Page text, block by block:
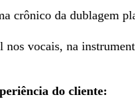
crônico da dublagem
vocais, na
do cliente: